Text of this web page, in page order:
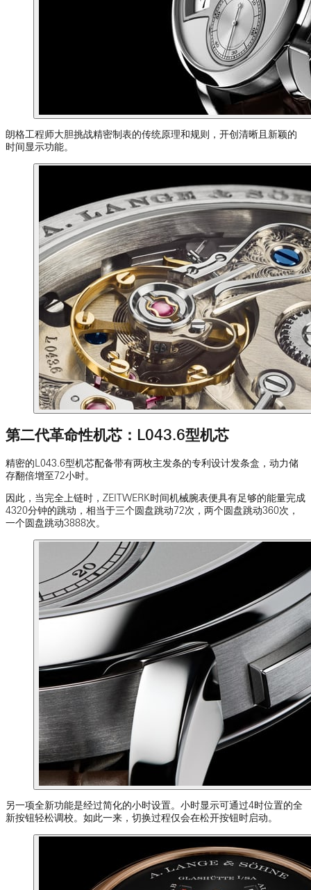
朗格工程师大胆挑战精密制表的传统原理和规则，开创清晰且新颖的
时间显示功能。
第二代革命性机芯：L043.6型机芯
精密的L043.6型机芯配备带有两枚主发条的专利设计发条盒，动力储
存翻倍增至72小时。
因此，当完全上链时，ZEITWERK时间机械腕表便具有足够的能量完成
4320分钟的跳动，相当于三个圆盘跳动72次，两个圆盘跳动360次，
一个圆盘跳动3888次。
另一项全新功能是经过简化的小时设置。小时显示可通过4时位置的全
新按钮轻松调校。如此一来，切换过程仅会在松开按钮时启动。